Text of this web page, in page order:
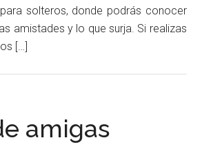
solteros, donde podrás conocer
amistades y lo que surja. Si realizas
[…]
amigas